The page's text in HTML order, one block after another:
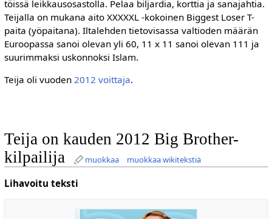
töissä leikkausosastolla. Pelaa biljardia, korttia ja sanajahtia.
Teijalla on mukana aito XXXXXL -kokoinen Biggest Loser T-
paita (yöpaitana). Iltalehden tietovisassa valtioden määrän
Euroopassa sanoi olevan yli 60, 11 x 11 sanoi olevan 111 ja
suurimmaksi uskonnoksi Islam.
Teija oli vuoden 2012 voittaja.
Teija on kauden 2012 Big Brother-
kilpailija
muokkaa muokkaa wikitekstiä
Lihavoitu teksti